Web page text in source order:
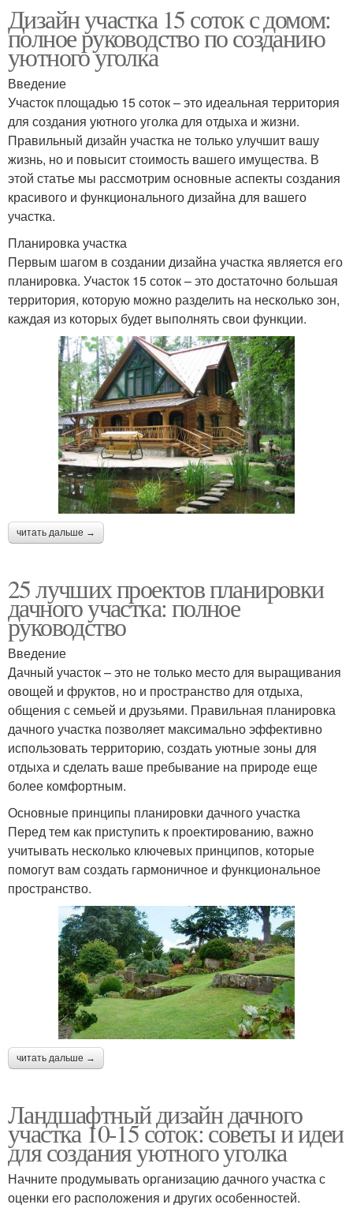
Дизайн участка 15 соток с домом:
полное руководство по созданию
уютного уголка
Введение
Участок площадью 15 соток – это идеальная территория
для создания уютного уголка для отдыха и жизни.
Правильный дизайн участка не только улучшит вашу
жизнь, но и повысит стоимость вашего имущества. В
этой статье мы рассмотрим основные аспекты создания
красивого и функционального дизайна для вашего
участка.
Планировка участка
Первым шагом в создании дизайна участка является его
планировка. Участок 15 соток – это достаточно большая
территория, которую можно разделить на несколько зон,
каждая из которых будет выполнять свои функции.
читать дальше →
25 лучших проектов планировки
дачного участка: полное
руководство
Введение
Дачный участок – это не только место для выращивания
овощей и фруктов, но и пространство для отдыха,
общения с семьей и друзьями. Правильная планировка
дачного участка позволяет максимально эффективно
использовать территорию, создать уютные зоны для
отдыха и сделать ваше пребывание на природе еще
более комфортным.
Основные принципы планировки дачного участка
Перед тем как приступить к проектированию, важно
учитывать несколько ключевых принципов, которые
помогут вам создать гармоничное и функциональное
пространство.
читать дальше →
Ландшафтный дизайн дачного
участка 10-15 соток: советы и идеи
для создания уютного уголка
Начните продумывать организацию дачного участка с
оценки его расположения и других особенностей.